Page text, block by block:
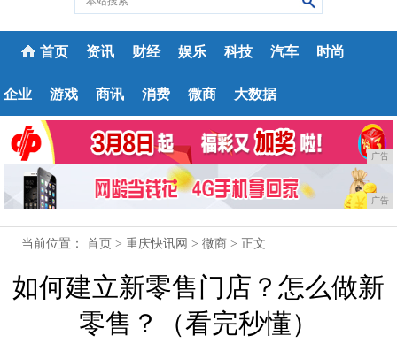
首页 资讯 财经 娱乐 科技 汽车 时尚
企业 游戏 商讯 消费 微商 大数据
广告
广告
当前位置：首页 >重庆快讯网 >微商 > 正文
如何建立新零售门店？怎么做新
零售？（看完秒懂）